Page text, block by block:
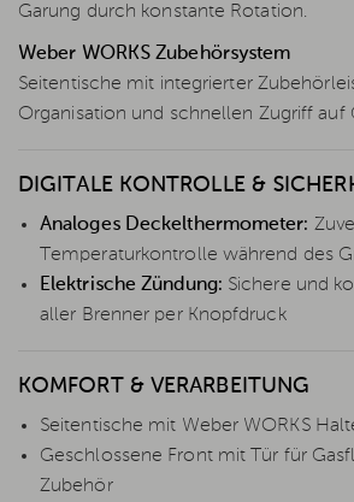
Garung durch konstante Rotation.
Weber WORKS Zubehörsystem
Seitentische mit integrierter
Organisation und schnellen Zugriff auf
DIGITALE KONTROLLE &
Analoges Deckelthermometer:
Temperaturkontrolle während des
Elektrische Zündung: Sichere und
aller Brenner per Knopfdruck
KOMFORT & VERARBEITUNG
Seitentische mit Weber WORKS
Geschlossene Front mit Tür für
Zubehör